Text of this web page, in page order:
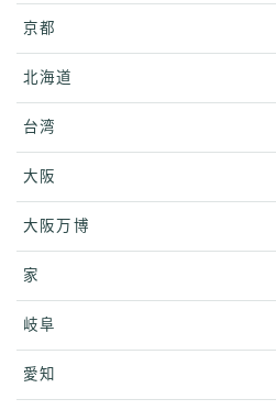
京都
北海道
台湾
大阪
大阪万博
家
岐阜
愛知